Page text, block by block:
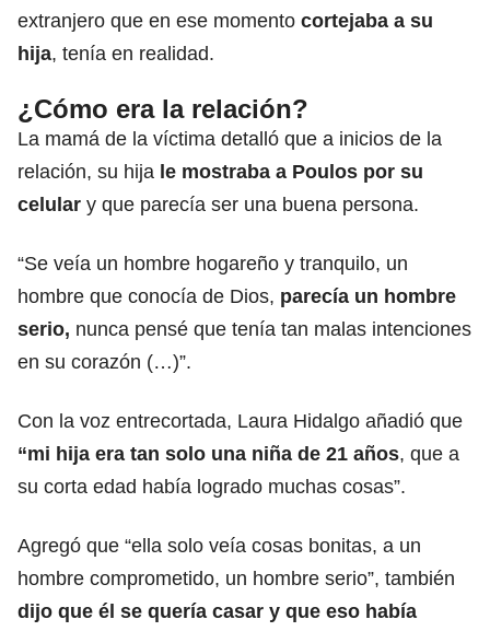
extranjero que en ese momento cortejaba a su
hija, tenía en realidad.
¿Cómo era la relación?
La mamá de la víctima detalló que a inicios de la
relación, su hija le mostraba a Poulos por su
celular y que parecía ser una buena persona.
“Se veía un hombre hogareño y tranquilo, un
hombre que conocía de Dios, parecía un hombre
serio, nunca pensé que tenía tan malas intenciones
en su corazón (…)”.
Con la voz entrecortada, Laura Hidalgo añadió que
“mi hija era tan solo una niña de 21 años, que a
su corta edad había logrado muchas cosas”.
Agregó que “ella solo veía cosas bonitas, a un
hombre comprometido, un hombre serio”, también
dijo que él se quería casar y que eso había